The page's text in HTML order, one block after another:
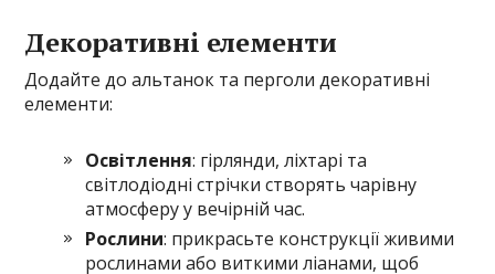
Декоративні елементи
Додайте до альтанок та перголи декоративні
елементи:
Освітлення: гірлянди, ліхтарі та
світлодіодні стрічки створять чарівну
атмосферу у вечірній час.
Рослини: прикрасьте конструкції живими
рослинами або виткими ліанами, щоб